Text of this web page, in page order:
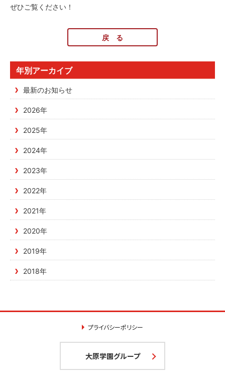
ぜひご覧ください！
戻 る
年別アーカイブ
最新のお知らせ
2026年
2025年
2024年
2023年
2022年
2021年
2020年
2019年
2018年
プライバシーポリシー
大原学園グループ